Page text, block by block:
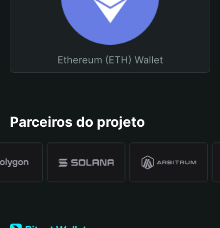
Ethereum (ETH) Wallet
Parceiros do projeto